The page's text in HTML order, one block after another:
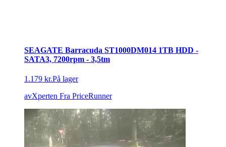
SEAGATE Barracuda ST1000DM014 1TB HDD -
SATA3, 7200rpm - 3,5tm
1.179 kr.På lager
avXperten Fra PriceRunner